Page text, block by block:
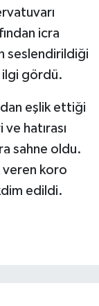
icra
seslendirildiği
gördü.
eşlik ettiği
hatırası
sahne oldu.
veren koro
edildi.